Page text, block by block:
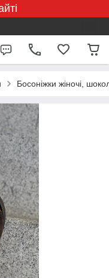
Босоніжки жіночі,